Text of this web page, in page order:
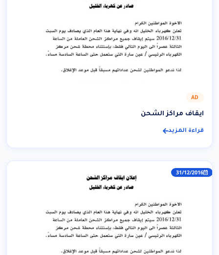
AD
ايقاف مراكز الشحن
قراءة المزيد
31/12/2016